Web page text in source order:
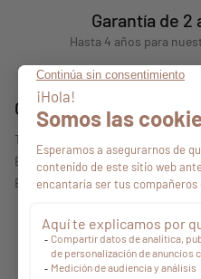
Garantía de 2
Hasta 4 años para
Consejos
Todos nuestros consejos
Encontrar un punto de venta
Espacio profesional